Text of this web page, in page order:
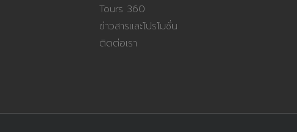
Tours 360
ข่าวสารและโปรโมชั่น
ติดต่อเรา